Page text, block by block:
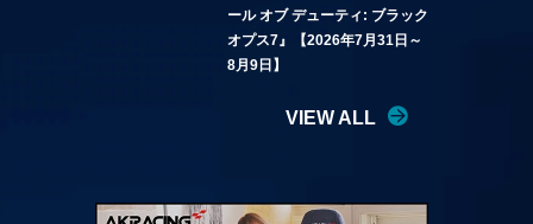
ール オブ デューティ: ブラック
オプス7』【2026年7月31日～
8月9日】
VIEW ALL